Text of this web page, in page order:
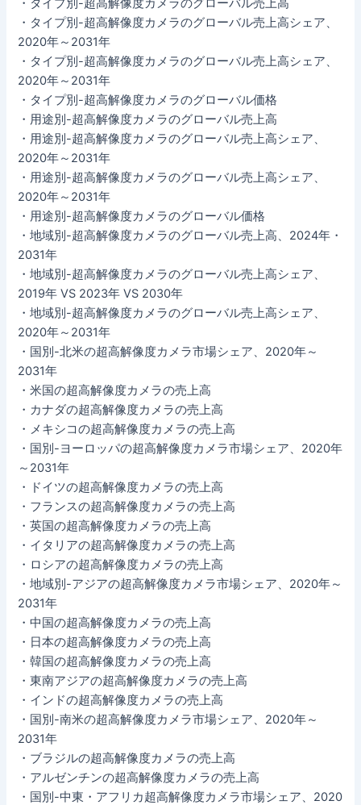
・タイプ別-超高解像度カメラのグローバル売上高
・タイプ別-超高解像度カメラのグローバル売上高シェア、
2020年～2031年
・タイプ別-超高解像度カメラのグローバル売上高シェア、
2020年～2031年
・タイプ別-超高解像度カメラのグローバル価格
・用途別-超高解像度カメラのグローバル売上高
・用途別-超高解像度カメラのグローバル売上高シェア、
2020年～2031年
・用途別-超高解像度カメラのグローバル売上高シェア、
2020年～2031年
・用途別-超高解像度カメラのグローバル価格
・地域別-超高解像度カメラのグローバル売上高、2024年・
2031年
・地域別-超高解像度カメラのグローバル売上高シェア、
2019年 VS 2023年 VS 2030年
・地域別-超高解像度カメラのグローバル売上高シェア、
2020年～2031年
・国別-北米の超高解像度カメラ市場シェア、2020年～
2031年
・米国の超高解像度カメラの売上高
・カナダの超高解像度カメラの売上高
・メキシコの超高解像度カメラの売上高
・国別-ヨーロッパの超高解像度カメラ市場シェア、2020年
～2031年
・ドイツの超高解像度カメラの売上高
・フランスの超高解像度カメラの売上高
・英国の超高解像度カメラの売上高
・イタリアの超高解像度カメラの売上高
・ロシアの超高解像度カメラの売上高
・地域別-アジアの超高解像度カメラ市場シェア、2020年～
2031年
・中国の超高解像度カメラの売上高
・日本の超高解像度カメラの売上高
・韓国の超高解像度カメラの売上高
・東南アジアの超高解像度カメラの売上高
・インドの超高解像度カメラの売上高
・国別-南米の超高解像度カメラ市場シェア、2020年～
2031年
・ブラジルの超高解像度カメラの売上高
・アルゼンチンの超高解像度カメラの売上高
・国別-中東・アフリカ超高解像度カメラ市場シェア、2020